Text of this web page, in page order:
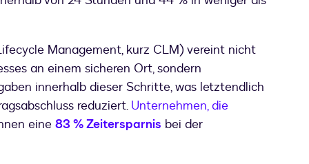
Management, kurz CLM) vereint nicht
an einem sicheren Ort, sondern
innerhalb dieser Schritte, was letztendlich
reduziert. Unternehmen, die
eine 83 % Zeitersparnis bei der